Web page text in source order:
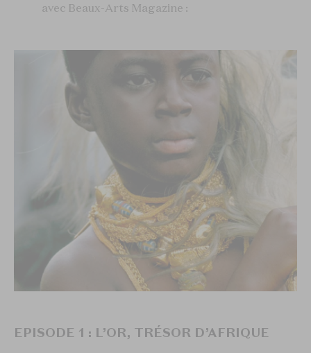
avec Beaux-Arts Magazine :
EPISODE 1 : L’OR, TRÉSOR D’AFRIQUE